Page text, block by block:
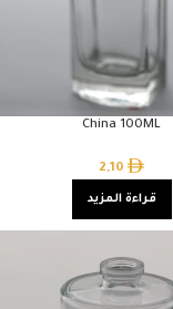
China 100ML
2,10
قراءة المزيد